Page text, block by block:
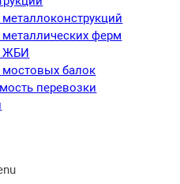
ферм
ЖБИ
мостовых балок
перевозки